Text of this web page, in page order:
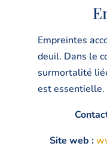
Empreintes
deuil. Dans le
surmortalité
est essentielle.
Site web :